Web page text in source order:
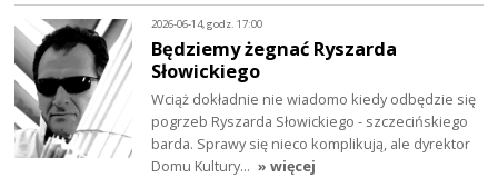
2026-06-14, godz. 17:00
Będziemy żegnać Ryszarda
Słowickiego
Wciąż dokładnie nie wiadomo kiedy odbędzie się
pogrzeb Ryszarda Słowickiego - szczecińskiego
barda. Sprawy się nieco komplikują, ale dyrektor
Domu Kultury… » więcej